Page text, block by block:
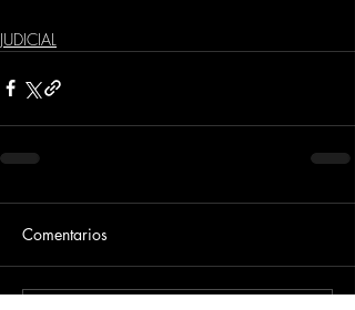
JUDICIAL
Comentarios